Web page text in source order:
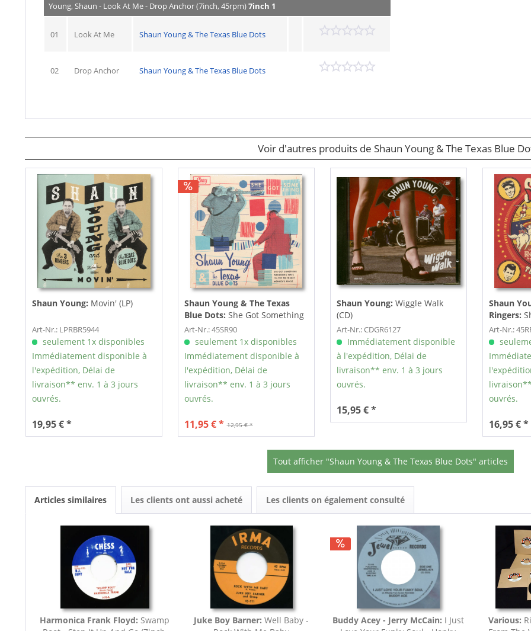
Young, Shaun - Look At Me - Drop Anchor (7inch, 45rpm)7inch 1
01 Look At Me Shaun Young & The Texas Blue Dots
02 Drop Anchor Shaun Young & The Texas Blue Dots
Voir d'autres produits de Shaun Young & The Texas Blue
Shaun Young: Movin' (LP)
Art-Nr.: LPRBR5944
seulement 1x disponibles
Immédiatement disponible à
l'expédition, Délai de
livraison** env. 1 à 3 jours
ouvrés.
19,95 € *
Shaun Young & The Texas
Blue Dots: She Got Something
(7inch, EP, 45rpm, PS)
Art-Nr.: 45SR90
seulement 1x disponibles
Immédiatement disponible à
l'expédition, Délai de
livraison** env. 1 à 3 jours
ouvrés.
12,95 € *
11,95 € *
Shaun Young: Wiggle Walk
(CD)
Art-Nr.: CDGR6127
Immédiatement disponible
à l'expédition, Délai de
livraison** env. 1 à 3 jours
ouvrés.
15,95 € *
Shaun
Ringers:
She's A
Art-Nr.:
ouvrés.
16,95 € *
Tout afficher "Shaun Young & The Texas Blue Dots" articles
Articles similaires Les clients ont aussi acheté Les clients on également consulté
Harmonica Frank Floyd: Swamp
Juke Boy Barner:Well Baby -
Buddy Acey - Jerry McCain: I Just
Various: